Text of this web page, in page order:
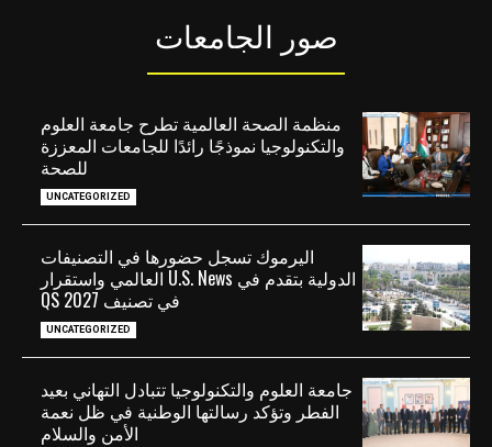
صور الجامعات
منظمة الصحة العالمية تطرح جامعة العلوم
والتكنولوجيا نموذجًا رائدًا للجامعات المعززة
للصحة
UNCATEGORIZED
اليرموك تسجل حضورها في التصنيفات
الدولية بتقدم في U.S. News العالمي واستقرار
في تصنيف QS 2027
UNCATEGORIZED
جامعة العلوم والتكنولوجيا تتبادل التهاني بعيد
الفطر وتؤكد رسالتها الوطنية في ظل نعمة
الأمن والسلام